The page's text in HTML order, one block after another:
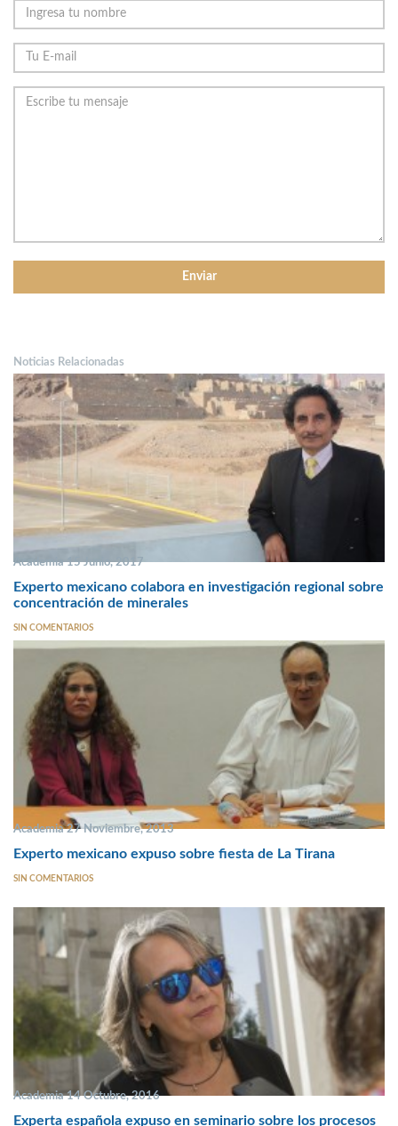
Noticias Relacionadas
Academia 15 Junio, 2017
Experto mexicano colabora en investigación regional sobre
concentración de minerales
SIN COMENTARIOS
Academia 27 Noviembre, 2013
Experto mexicano expuso sobre fiesta de La Tirana
SIN COMENTARIOS
Academia 14 Octubre, 2016
Experta española expuso en seminario sobre los procesos